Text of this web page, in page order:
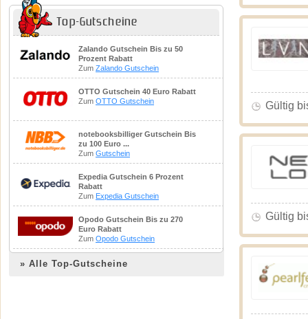
Top-Gutscheine
Zalando Gutschein Bis zu 50
Prozent Rabatt
Zum Zalando Gutschein
OTTO Gutschein 40 Euro Rabatt
Zum OTTO Gutschein
notebooksbilliger Gutschein Bis
zu 100 Euro ...
Zum Gutschein
Expedia Gutschein 6 Prozent
Rabatt
Zum Expedia Gutschein
Opodo Gutschein Bis zu 270
Euro Rabatt
Zum Opodo Gutschein
» Alle Top-Gutscheine
Gültig
Gültig